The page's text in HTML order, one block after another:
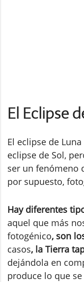
El Eclipse
El eclipse de
eclipse de Sol,
ser un fenómeno
por supuesto,
Hay diferentes
aquel que más
fotogénico, son
casos, la Tierra
dejándola en
produce lo que